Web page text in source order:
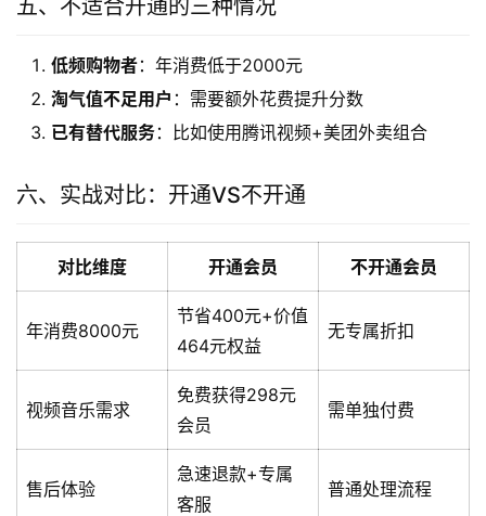
五、不适合开通的三种情况
低频购物者：年消费低于2000元
淘气值不足用户 ：需要额外花费提升分数
已有替代服务：比如使用腾讯视频+美团外卖组合
六、实战对比：开通VS不开通
对比维度 开通会员 不开通会员
年消费8000元
节省400元+价值
464元权益
无专属折扣
视频音乐需求
免费获得298元
会员
需单独付费
售后体验
急速退款+专属
客服
普通处理流程